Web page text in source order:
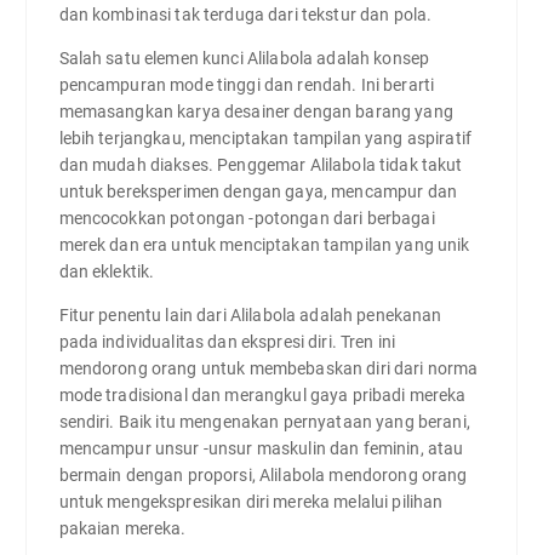
dan kombinasi tak terduga dari tekstur dan pola.
Salah satu elemen kunci Alilabola adalah konsep
pencampuran mode tinggi dan rendah. Ini berarti
memasangkan karya desainer dengan barang yang
lebih terjangkau, menciptakan tampilan yang aspiratif
dan mudah diakses. Penggemar Alilabola tidak takut
untuk bereksperimen dengan gaya, mencampur dan
mencocokkan potongan -potongan dari berbagai
merek dan era untuk menciptakan tampilan yang unik
dan eklektik.
Fitur penentu lain dari Alilabola adalah penekanan
pada individualitas dan ekspresi diri. Tren ini
mendorong orang untuk membebaskan diri dari norma
mode tradisional dan merangkul gaya pribadi mereka
sendiri. Baik itu mengenakan pernyataan yang berani,
mencampur unsur -unsur maskulin dan feminin, atau
bermain dengan proporsi, Alilabola mendorong orang
untuk mengekspresikan diri mereka melalui pilihan
pakaian mereka.